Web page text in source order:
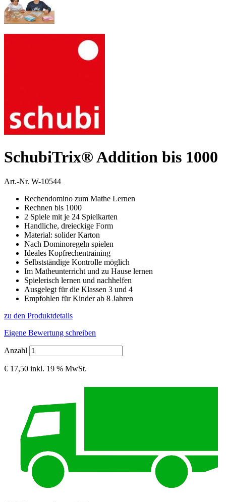
SchubiTrix® Addition bis 1000
Art.-Nr. W-10544
Rechendomino zum Mathe Lernen
Rechnen bis 1000
2 Spiele mit je 24 Spielkarten
Handliche, dreieckige Form
Material: solider Karton
Nach Dominoregeln spielen
Ideales Kopfrechentraining
Selbstständige Kontrolle möglich
Im Matheunterricht und zu Hause lernen
Spielerisch lernen und nachhelfen
Ausgelegt für die Klassen 3 und 4
Empfohlen für Kinder ab 8 Jahren
zu den Produktdetails
Eigene Bewertung schreiben
Anzahl
€ 17,50 inkl. 19 % MwSt.